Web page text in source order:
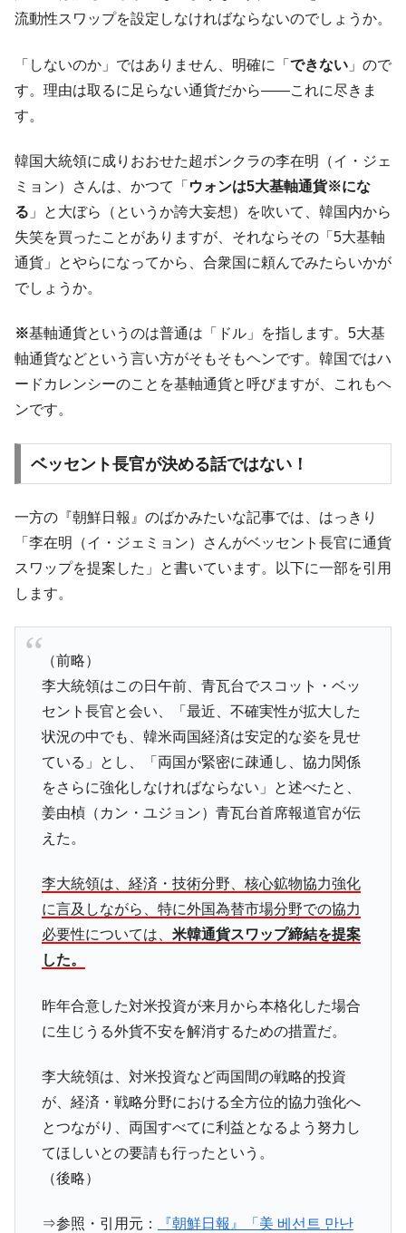
流動性スワップを設定しなければならないのでしょうか。
「しないのか」ではありません、明確に「 できない 」ので
す。理由は取るに足らない通貨だから――これに尽きま
す。
韓国大統領に成りおおせた超ボンクラの李在明（イ・ジェ
ミョン）さんは、かつて「 ウォンは5大基軸通貨※にな
る 」と大ぼら（というか誇大妄想）を吹いて、韓国内から
失笑を買ったことがありますが、それならその「5大基軸
通貨」とやらになってから、合衆国に頼んでみたらいかが
でしょうか。
※基軸通貨というのは普通は「ドル」を指します。5大基
軸通貨などという言い方がそもそもヘンです。韓国ではハ
ードカレンシーのことを基軸通貨と呼びますが、これもヘ
ンです。
ベッセント長官が決める話ではない！
一方の『朝鮮日報』のばかみたいな記事では、はっきり
「李在明（イ・ジェミョン）さんがベッセント長官に通貨
スワップを提案した」と書いています。以下に一部を引用
します。
（前略）
李大統領はこの日午前、青瓦台でスコット・ベッ
セント長官と会い、「最近、不確実性が拡大した
状況の中でも、韓米両国経済は安定的な姿を見せ
ている」とし、「両国が緊密に疎通し、協力関係
をさらに強化しなければならない」と述べたと、
姜由楨（カン・ユジョン）青瓦台首席報道官が伝
えた。
李大統領は、経済・技術分野、核心鉱物協力強化
に言及しながら、特に外国為替市場分野での協力
必要性については、 米韓通貨スワップ締結を提案
した。
昨年合意した対米投資が来月から本格化した場合
に生じうる外貨不安を解消するための措置だ。
李大統領は、対米投資など両国間の戦略的投資
が、経済・戦略分野における全方位的協力強化へ
とつながり、両国すべてに利益となるよう努力し
てほしいとの要請も行ったという。
（後略）
⇒参照・引用元：
『朝鮮日報』「美 베선트 만난